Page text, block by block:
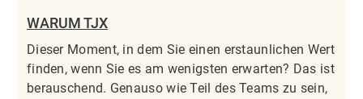
WARUM TJX
Dieser Moment, in dem Sie einen erstaunlichen Wert
finden, wenn Sie es am wenigsten erwarten? Das ist
berauschend. Genauso wie Teil des Teams zu sein,